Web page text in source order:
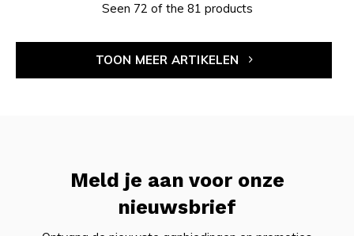
Seen 72 of the 81 products
TOON MEER ARTIKELEN
Meld je aan voor onze
nieuwsbrief